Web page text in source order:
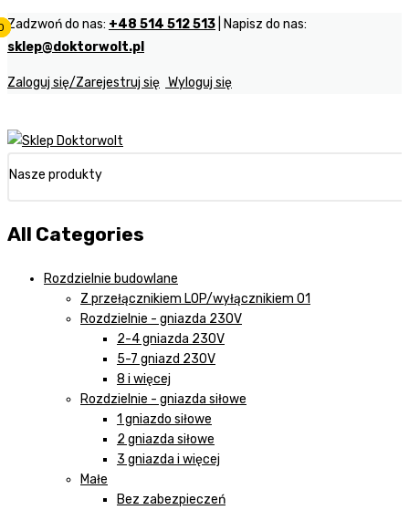
Zadzwoń do nas: +48 514 512 513 | Napisz do nas:
sklep@doktorwolt.pl
Zaloguj się/Zarejestruj się Wyloguj się
Nasze produkty
All Categories
Rozdzielnie budowlane
Z przełącznikiem LOP/wyłącznikiem 01
Rozdzielnie - gniazda 230V
2-4 gniazda 230V
5-7 gniazd 230V
8 i więcej
Rozdzielnie - gniazda siłowe
1 gniazdo siłowe
2 gniazda siłowe
3 gniazda i więcej
Małe
Bez zabezpieczeń